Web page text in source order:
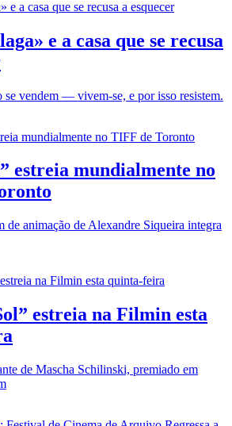
e a casa que se recusa
se vendem — vivem-se, e por isso resistem.
estreia mundialmente no
de animação de Alexandre Siqueira integra
estreia na Filmin esta
de Mascha Schilinski, premiado em